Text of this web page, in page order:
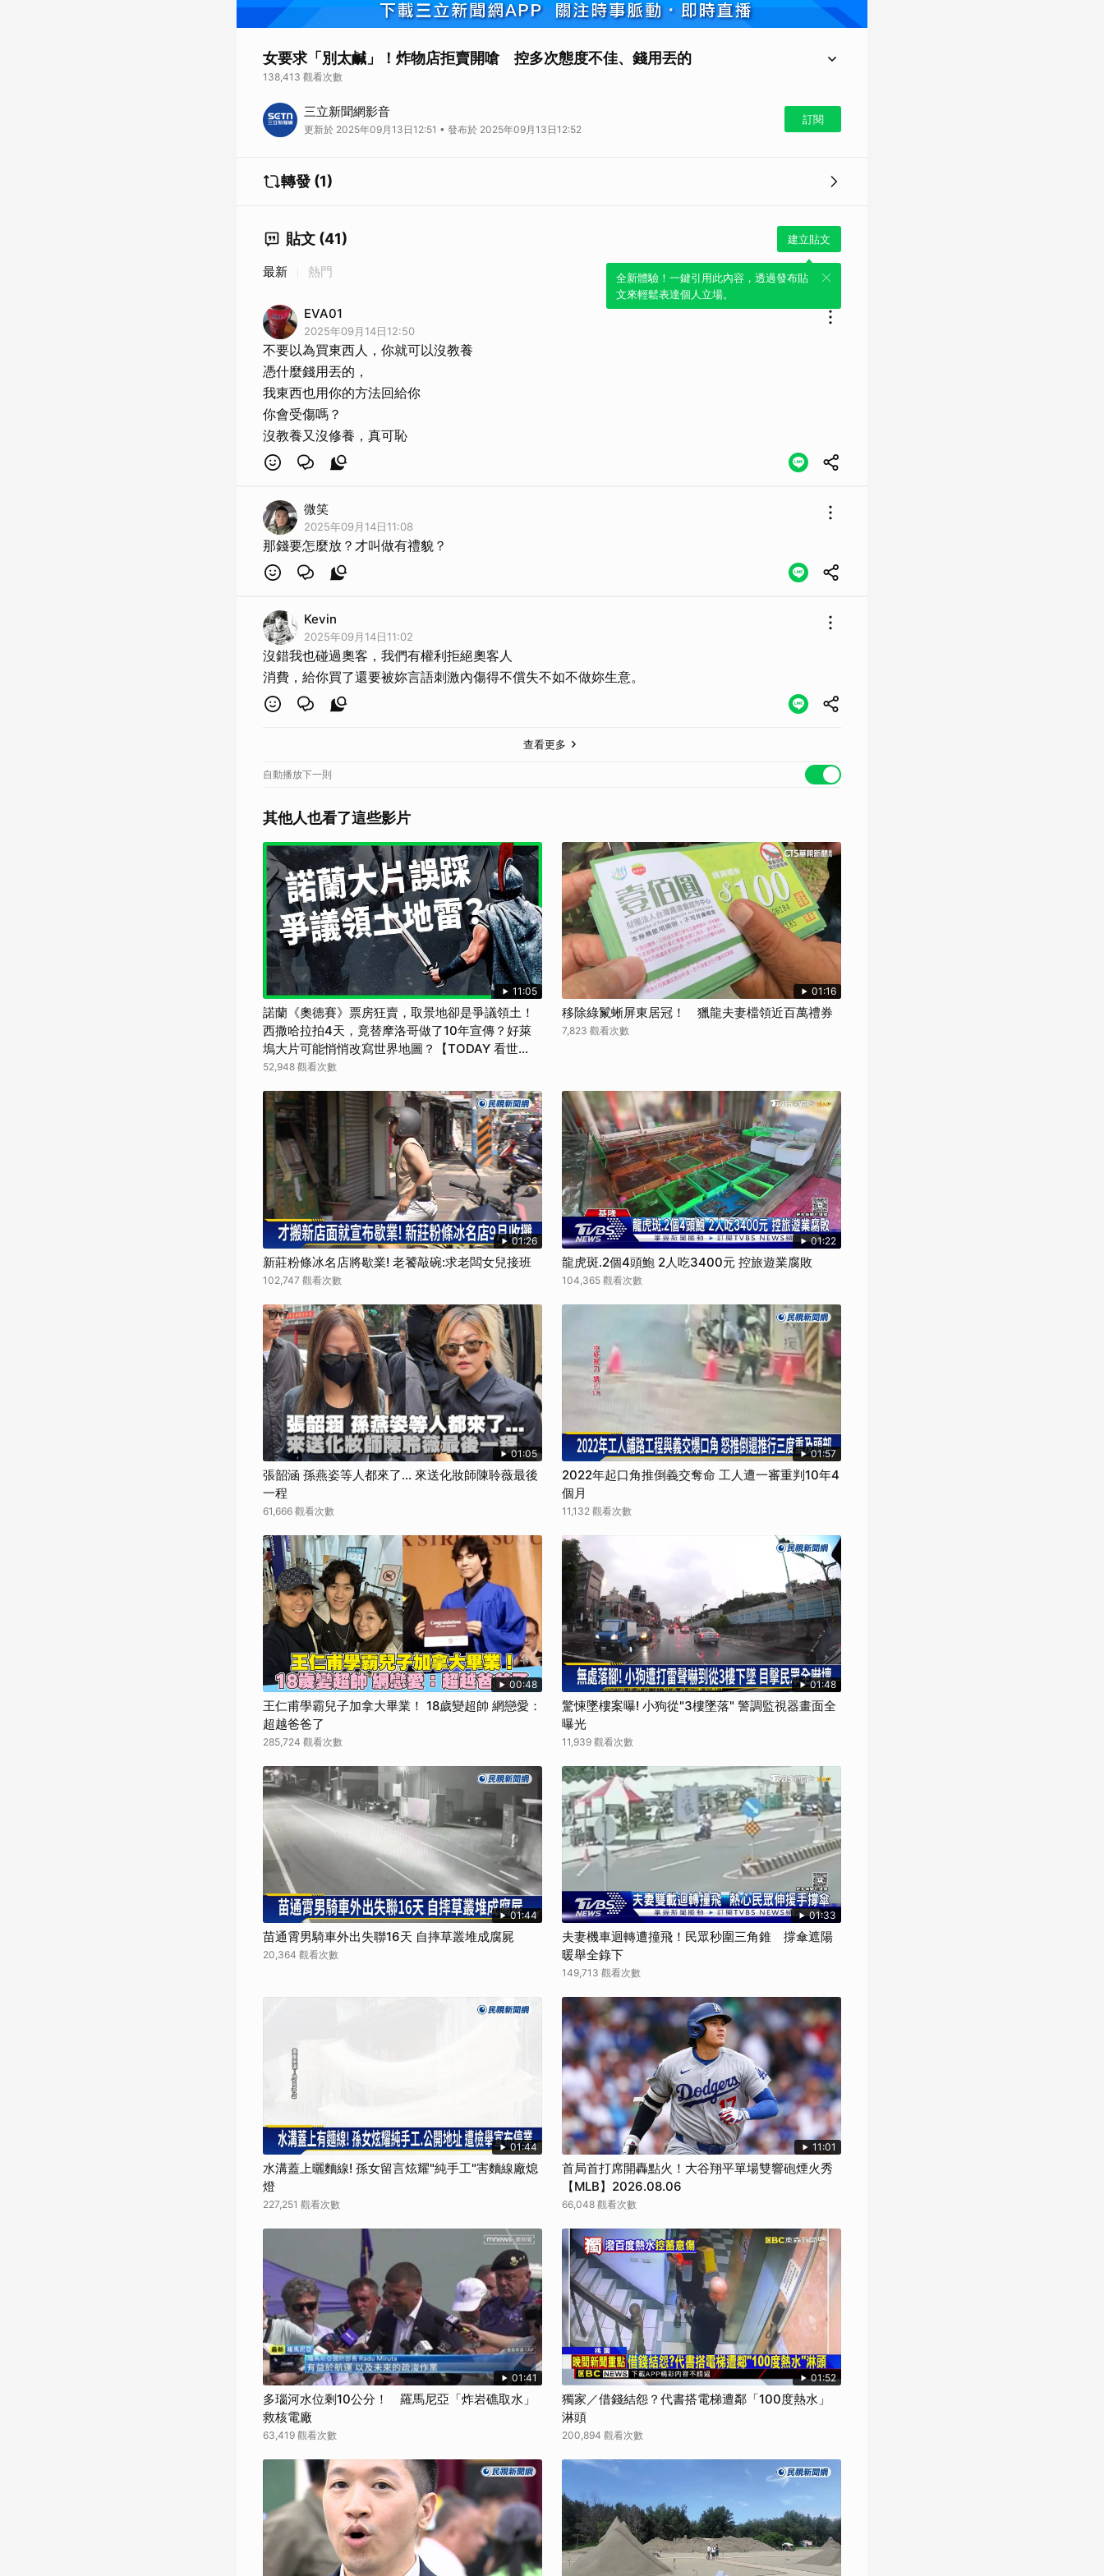
女要求「別太鹹」！炸物店拒賣開嗆 控多次態度不佳、錢用丟的
138,413 觀看次數
台南有炸物攤業者PO文，有女消費者點餐態度不佳、付款錢用丟的，要求胡椒粉多一點但不可以太鹹，業者實在忍受不
了，最近一次女消費者上門，業者直接拒絕她點餐還大聲要她出去！女消費者不甘示弱和業者互嗆，最後才離開。
三立新聞網影音
更新於 2025年09月13日12:51 • 發布於 2025年09月13日12:52
訂閱
轉發 (1)
貼文 (41) 建立貼文
全新體驗！一鍵引用此內容，透過發布貼
文來輕鬆表達個人立場。
最新 熱門
EVA01
2025年09月14日12:50
不要以為買東西人，你就可以沒教養
憑什麼錢用丟的，
我東西也用你的方法回給你
你會受傷嗎？
沒教養又沒修養，真可恥
微笑
2025年09月14日11:08
那錢要怎麼放？才叫做有禮貌？
Kevin
2025年09月14日11:02
沒錯我也碰過奧客，我們有權利拒絕奧客人
消費，給你買了還要被妳言語刺激內傷得不償失不如不做妳生意。
查看更多
自動播放下一則
其他人也看了這些影片
11:05
諾蘭《奧德賽》票房狂賣，取景地卻是爭議領土！
西撒哈拉拍4天，竟替摩洛哥做了10年宣傳？好萊
塢大片可能悄悄改寫世界地圖？【TODAY 看世
界】
52,948 觀看次數
01:16
移除綠鬣蜥屏東居冠！ 獵龍夫妻檔領近百萬禮券
7,823 觀看次數
01:26
新莊粉條冰名店將歇業! 老饕敲碗:求老闆女兒接班
102,747 觀看次數
01:22
龍虎斑.2個4頭鮑 2人吃3400元 控旅遊業腐敗
104,365 觀看次數
01:05
張韶涵 孫燕姿等人都來了... 來送化妝師陳聆薇最後
一程
61,666 觀看次數
01:57
2022年起口角推倒義交奪命 工人遭一審重判10年4
個月
11,132 觀看次數
00:48
王仁甫學霸兒子加拿大畢業！ 18歲變超帥 網戀愛：
超越爸爸了
285,724 觀看次數
01:48
驚悚墜樓案曝! 小狗從"3樓墜落" 警調監視器畫面全
曝光
11,939 觀看次數
01:44
苗通霄男騎車外出失聯16天 自摔草叢堆成腐屍
20,364 觀看次數
01:33
夫妻機車迴轉遭撞飛！民眾秒圍三角錐 撐傘遮陽
暖舉全錄下
149,713 觀看次數
01:44
水溝蓋上曬麵線! 孫女留言炫耀"純手工"害麵線廠熄
燈
227,251 觀看次數
11:01
首局首打席開轟點火！大谷翔平單場雙響砲煙火秀
【MLB】2026.08.06
66,048 觀看次數
01:41
多瑙河水位剩10公分！ 羅馬尼亞「炸岩礁取水」
救核電廠
63,419 觀看次數
01:52
獨家／借錢結怨？代書搭電梯遭鄰「100度熱水」
淋頭
200,894 觀看次數